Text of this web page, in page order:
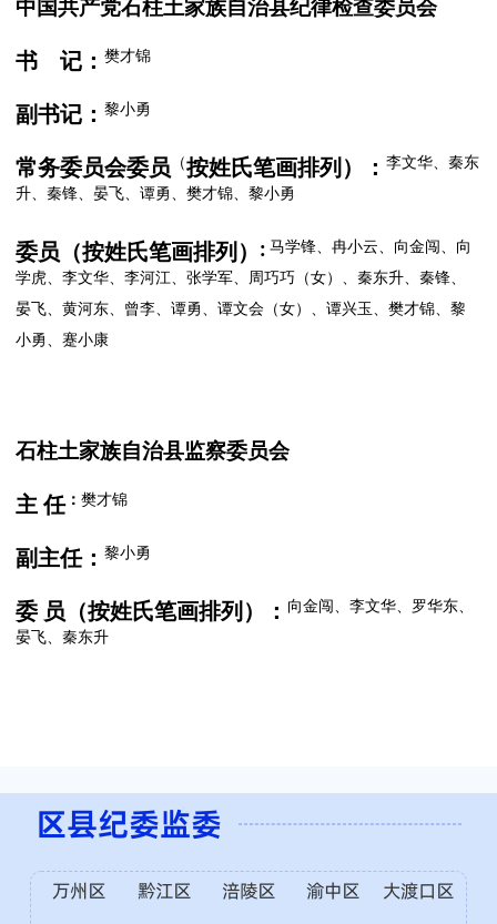
中国共产党石柱土家族自治县纪律检查委员会
书 记：樊才锦
副书记：黎小勇
常务委员会委员 （按姓氏笔画排列）：李文华、秦东
升、秦锋、晏飞、谭勇、樊才锦、黎小勇
委员（按姓氏笔画排列） : 马学锋、冉小云、向金闯、向
学虎、李文华、李河江、张学军、周巧巧（女）、秦东升、秦锋、
晏飞、黄河东、曾李、谭勇、谭文会（女）、谭兴玉、樊才锦、黎
小勇、蹇小康
石柱土家族自治县监察委员会
主 任 ：樊才锦
副主任：黎小勇
委 员（按姓氏笔画排列）： 向金闯、李文华、罗华东、
晏飞、秦东升
区县纪委监委
万州区 黔江区 涪陵区 渝中区
大渡口区